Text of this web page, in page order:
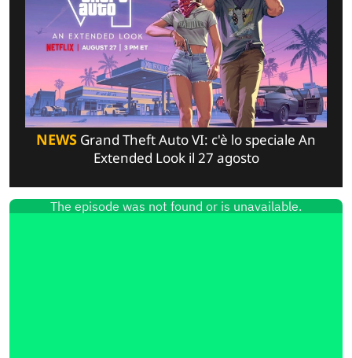
NEWS Grand Theft Auto VI: c'è lo speciale An
Extended Look il 27 agosto